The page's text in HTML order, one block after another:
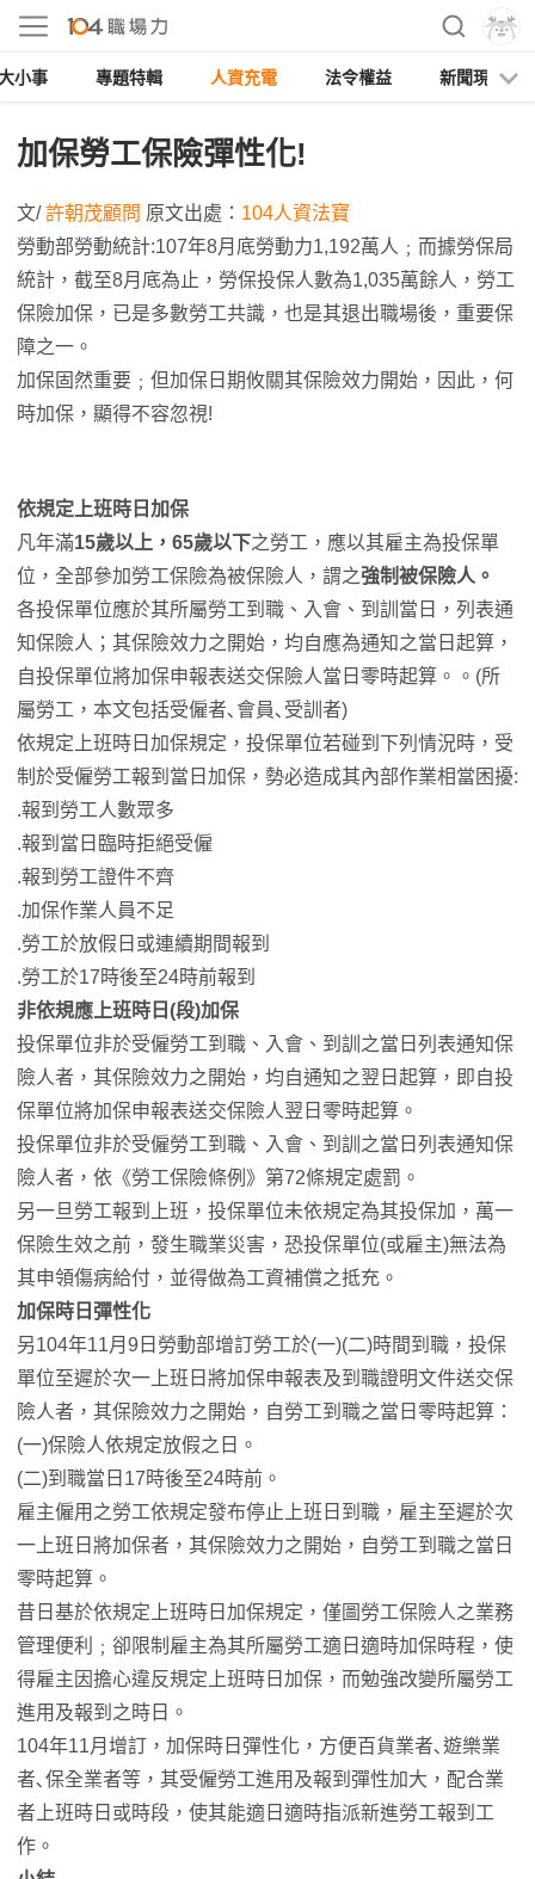
小事 專題特輯 人資充電 法令權益 新聞現場
加保勞工保險彈性化!
文/許朝茂顧問 原文出處： 104人資法寶
勞動部勞動統計:107年8月底勞動力1,192萬人﹔而據勞保局
統計，截至8月底為止，勞保投保人數為1,035萬餘人，勞工
保險加保，已是多數勞工共識，也是其退出職場後，重要保
障之一。
加保固然重要﹔但加保日期攸關其保險效力開始，因此，何
時加保，顯得不容忽視!
依規定上班時日加保
凡年滿15歲以上，65歲以下之勞工，應以其雇主為投保單
位，全部參加勞工保險為被保險人，謂之強制被保險人。
各投保單位應於其所屬勞工到職、入會、到訓當日，列表通
知保險人；其保險效力之開始，均自應為通知之當日起算，
自投保單位將加保申報表送交保險人當日零時起算。。(所
屬勞工，本文包括受僱者､會員､受訓者)
依規定上班時日加保規定，投保單位若碰到下列情況時，受
制於受僱勞工報到當日加保，勢必造成其內部作業相當困擾:
.報到勞工人數眾多
.報到當日臨時拒絕受僱
.報到勞工證件不齊
.加保作業人員不足
.勞工於放假日或連續期間報到
.勞工於17時後至24時前報到
非依規應上班時日(段)加保
投保單位非於受僱勞工到職、入會、到訓之當日列表通知保
險人者，其保險效力之開始，均自通知之翌日起算，即自投
保單位將加保申報表送交保險人翌日零時起算。
投保單位非於受僱勞工到職、入會、到訓之當日列表通知保
險人者，依《勞工保險條例》第72條規定處罰。
另一旦勞工報到上班，投保單位未依規定為其投保加，萬一
保險生效之前，發生職業災害，恐投保單位(或雇主)無法為
其申領傷病給付，並得做為工資補償之抵充。
加保時日彈性化
另104年11月9日勞動部增訂勞工於(一)(二)時間到職，投保
單位至遲於次一上班日將加保申報表及到職證明文件送交保
險人者，其保險效力之開始，自勞工到職之當日零時起算：
(一)保險人依規定放假之日。
(二)到職當日17時後至24時前。
雇主僱用之勞工依規定發布停止上班日到職，雇主至遲於次
一上班日將加保者，其保險效力之開始，自勞工到職之當日
零時起算。
昔日基於依規定上班時日加保規定，僅圖勞工保險人之業務
管理便利﹔卻限制雇主為其所屬勞工適日適時加保時程，使
得雇主因擔心違反規定上班時日加保，而勉強改變所屬勞工
進用及報到之時日。
104年11月增訂，加保時日彈性化，方便百貨業者､遊樂業
者､保全業者等，其受僱勞工進用及報到彈性加大，配合業
者上班時日或時段，使其能適日適時指派新進勞工報到工
作。